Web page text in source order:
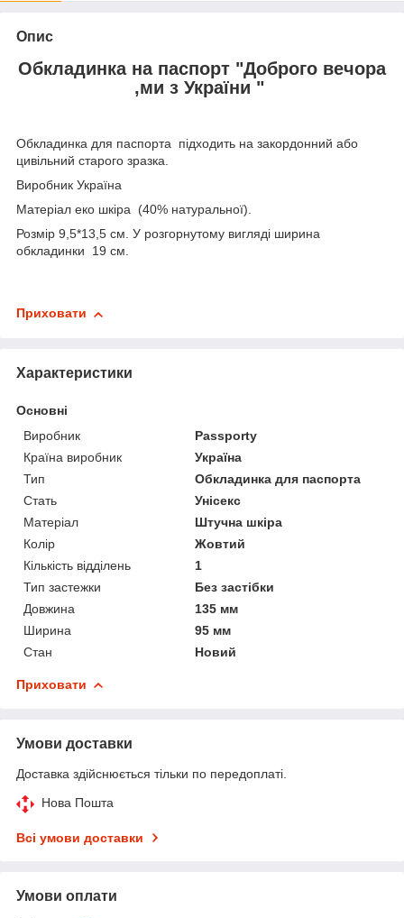
Опис
Обкладинка на паспорт "Доброго вечора
,ми з України "
Обкладинка для паспорта підходить на закордонний або
цивільний старого зразка.
Виробник Україна
Матеріал еко шкіра (40% натуральної).
Розмір 9,5*13,5 см. У розгорнутому вигляді ширина
обкладинки 19 см.
Приховати
Характеристики
Основні
Виробник
Passporty
Країна виробник
Україна
Тип
Обкладинка для паспорта
Стать
Унісекс
Матеріал
Штучна шкіра
Колір
Жовтий
Кількість відділень
1
Тип застежки
Без застібки
Довжина
135 мм
Ширина
95 мм
Стан
Новий
Приховати
Умови доставки
Доставка здійснюється тільки по передоплаті.
Нова Пошта
Всі умови доставки
Умови оплати